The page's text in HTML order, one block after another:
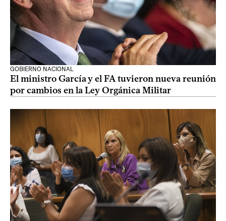
GOBIERNO NACIONAL
El ministro García y el FA tuvieron nueva reunión
por cambios en la Ley Orgánica Militar